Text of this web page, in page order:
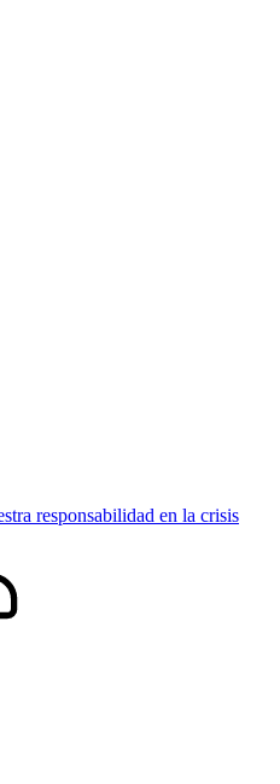
responsabilidad en la crisis